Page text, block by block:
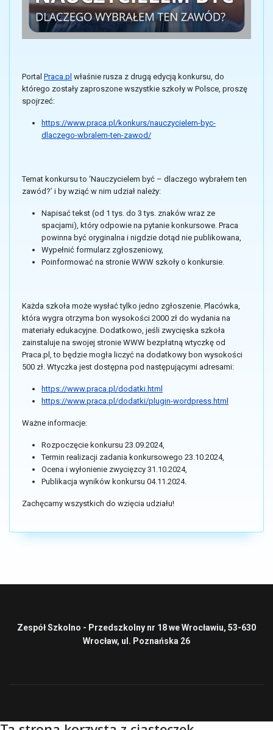
Portal Praca.pl właśnie rusza z drugą edycją konkursu, do
którego zostały zaproszone wszystkie szkoły w Polsce, proszę
spojrzeć:
https://www.praca.pl/konkurs/nauczycielem-byc-
dlaczego-wbralem-ten-zawod/
Temat konkursu to ‘Nauczycielem być – dlaczego wybrałem ten
zawód?’ i by wziąć w nim udział należy:
Napisać tekst (od 1 tys. do 3 tys. znaków wraz ze
spacjami), który odpowie na pytanie konkursowe. Praca
powinna być oryginalna i nigdzie dotąd nie publikowana,
Wypełnić formularz zgłoszeniowy,
Poinformować na stronie WWW szkoły o konkursie.
Każda szkoła może wysłać tylko jedno zgłoszenie. Placówka,
która wygra otrzyma bon wysokości 2000 zł do wydania na
materiały edukacyjne. Dodatkowo, jeśli zwycięska szkoła
zainstaluje na swojej stronie WWW bezpłatną wtyczkę od
Praca.pl, to będzie mogła liczyć na dodatkowy bon wysokości
500 zł. Wtyczka jest dostępna pod następującymi adresami:
https://www.praca.pl/dodatki.html
https://www.praca.pl/dodatki/plugin-wordpress.html
Ważne informacje:
Rozpoczęcie konkursu 23.09.2024,
Termin realizacji zadania konkursowego 23.10.2024,
Ocena i wyłonienie zwycięzcy 31.10.2024,
Publikacja wyników konkursu 04.11.2024.
Zachęcamy wszystkich do wzięcia udziału!
Zespół Szkolno - Przedszkolny nr 18 we Wrocławiu, 53-630
Wrocław, ul. Poznańska 26